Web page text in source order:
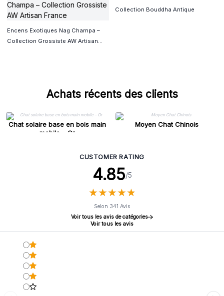
Encens Exotiques Nag Champa –
Collection Grossiste AW Artisan
Collection Bouddha Antique
Achats récents des clients
Chat solaire base en bois main
mobile – Or
Moyen Chat Chinois
CUSTOMER RATING
4.85/5
★★★★★
★★★★★
Selon 341 Avis
Voir tous les avis de catégories
Voir tous les avis